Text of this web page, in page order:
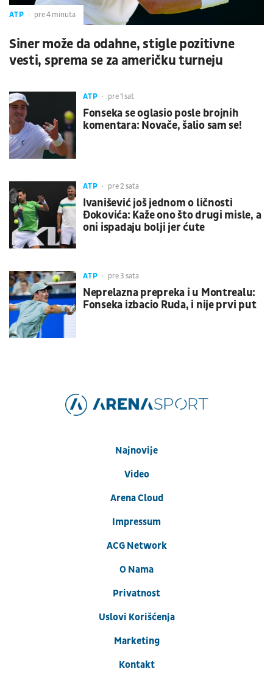
ATP pre 4 minuta
Siner može da odahne, stigle pozitivne
vesti, sprema se za američku turneju
ATP pre 1 sat
Fonseka se oglasio posle brojnih
komentara: Novače, šalio sam se!
ATP pre 2 sata
Ivanišević još jednom o ličnosti
Đokovića: Kaže ono što drugi misle, a
oni ispadaju bolji jer ćute
ATP pre 3 sata
Neprelazna prepreka i u Montrealu:
Fonseka izbacio Ruda, i nije prvi put
Najnovije
Video
Arena Cloud
Impressum
ACG Network
O Nama
Privatnost
Uslovi Korišćenja
Marketing
Kontakt